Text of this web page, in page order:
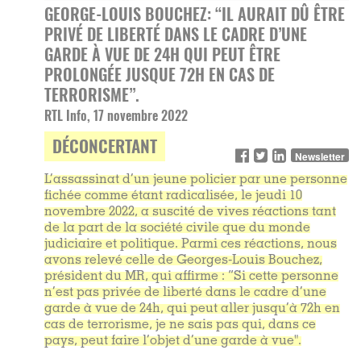
GEORGE-LOUIS BOUCHEZ: “IL AURAIT DÛ ÊTRE
PRIVÉ DE LIBERTÉ DANS LE CADRE D’UNE
GARDE À VUE DE 24H QUI PEUT ÊTRE
PROLONGÉE JUSQUE 72H EN CAS DE
TERRORISME”.
RTL Info, 17 novembre 2022
DÉCONCERTANT Newsletter
L’assassinat d’un jeune policier par une personne
fichée comme étant radicalisée, le jeudi 10
novembre 2022, a suscité de vives réactions tant
de la part de la société civile que du monde
judiciaire et politique. Parmi ces réactions, nous
avons relevé celle de Georges-Louis Bouchez,
président du MR, qui affirme : “Si cette personne
n’est pas privée de liberté dans le cadre d’une
garde à vue de 24h, qui peut aller jusqu’à 72h en
cas de terrorisme, je ne sais pas qui, dans ce
pays, peut faire l’objet d’une garde à vue".